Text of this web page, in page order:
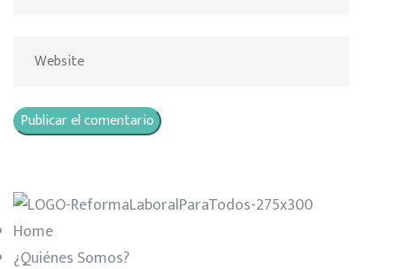
Home
¿Quiénes Somos?